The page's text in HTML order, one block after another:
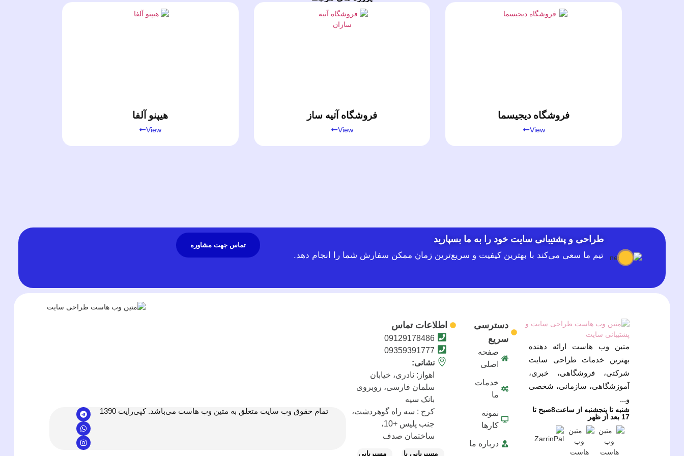
فروشگاه دیجیسما
View
فروشگاه آتیه ساز
View
هیپنو آلفا
View
طراحی و پشتیبانی سایت خود را به ما بسپارید
تیم ما سعی می‌کند با بهترین کیفیت و سریع‌ترین زمان ممکن سفارش شما را انجام دهد.
تماس جهت مشاوره
متین وب هاست ارائه دهنده
بهترین خدمات طراحی سایت
شرکتی، فروشگاهی، خبری،
آموزشگاهی، سازمانی، شخصی
و...
شنبه تا پنجشنبه از ساعت8صبح تا
17 بعد از ظهر
دسترسی
سریع
صفحه
اصلی
خدمات
ما
نمونه
کارها
درباره ما
اطلاعات تماس
09129178486
09359391777
نشانی:
اهواز: نادری، خیابان
سلمان فارسی، روبروی
بانک سپه
کرج : سه راه گوهردشت،
جنب پلیس +10،
ساختمان صدف
مسیریابی با
مسیریابی
تمام حقوق وب سایت متعلق به متین وب هاست می‌باشد. کپی‌رایت 1390